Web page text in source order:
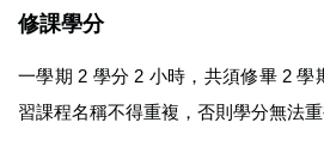
全校英外語課程
推廣教育外語進修班
學術支援諮商服務
修課學分
一學期 2 學分 2 小時，共須修畢 2 學
習課程名稱不得重複，否則學分無法重